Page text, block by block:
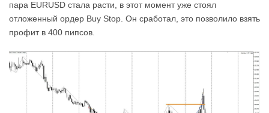
пара EURUSD стала расти, в этот момент уже стоял
отложенный ордер Buy Stop. Он сработал, это позволило взять
профит в 400 пипсов.